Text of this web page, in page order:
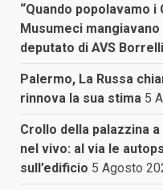
“Quando popolavamo
Musumeci
deputato di AVS Borrelli
Palermo, La Russa
rinnova la sua stima 5
Crollo della palazzina
nel vivo: al via le
sull’edificio 5 Agosto